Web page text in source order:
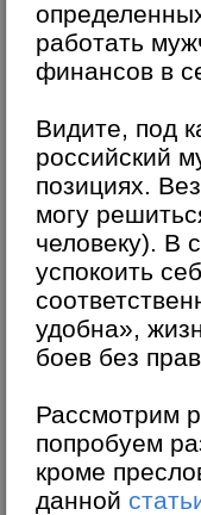
работать
финансов в
Видите, под
российский
позициях.
могу
человеку). В
успокоить
удобна»,
боев без
Рассмотрим
попробуем
кроме
данной